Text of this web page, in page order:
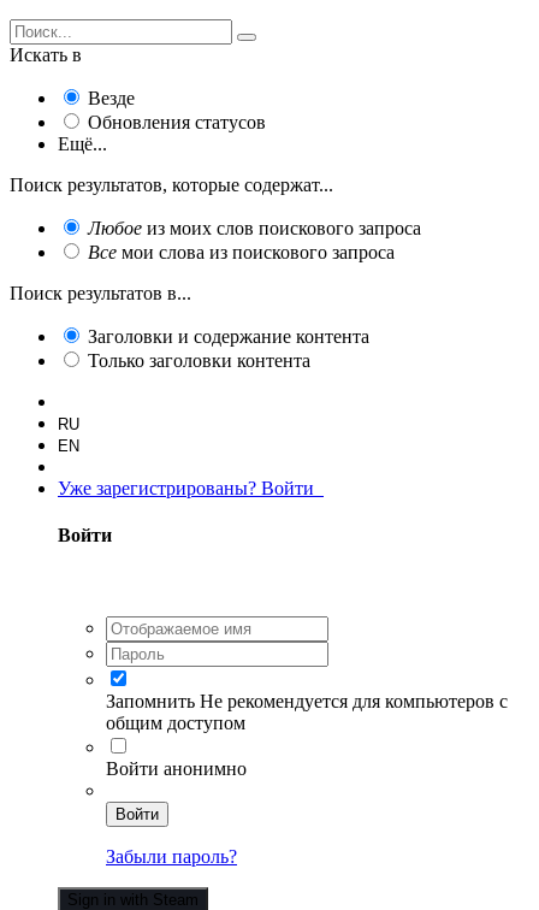
Искать в
Везде
Обновления статусов
Ещё...
Поиск результатов, которые содержат...
Любое из моих слов поискового запроса
Все мои слова из поискового запроса
Поиск результатов в...
Заголовки и содержание контента
Только заголовки контента
RU
EN
Уже зарегистрированы? Войти
Войти
Запомнить Не рекомендуется для компьютеров с
общим доступом
Войти анонимно
Войти
Забыли пароль?
Sign in with Steam